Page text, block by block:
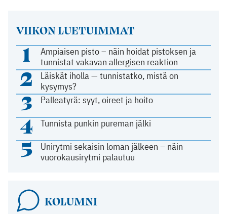
VIIKON LUETUIMMAT
1
Ampiaisen pisto – näin hoidat pistoksen ja
tunnistat vakavan allergisen reaktion
2
Läiskät iholla — tunnistatko, mistä on
kysymys?
3 Palleatyrä: syyt, oireet ja hoito
4 Tunnista punkin pureman jälki
5
Unirytmi sekaisin loman jälkeen – näin
vuorokausirytmi palautuu
KOLUMNI